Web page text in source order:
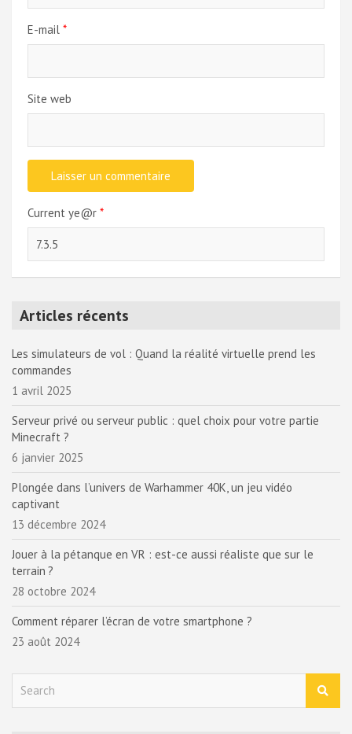
E-mail *
Site web
Current ye@r *
Articles récents
Les simulateurs de vol : Quand la réalité virtuelle prend les
commandes
1 avril 2025
Serveur privé ou serveur public : quel choix pour votre partie
Minecraft ?
6 janvier 2025
Plongée dans l’univers de Warhammer 40K, un jeu vidéo
captivant
13 décembre 2024
Jouer à la pétanque en VR : est-ce aussi réaliste que sur le
terrain ?
28 octobre 2024
Comment réparer l’écran de votre smartphone ?
23 août 2024